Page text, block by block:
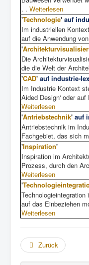
. . Weiterlesen
'Technologie' auf
Im industriellen
auf die Anwendung
'
Die
die die Welt der
'CAD' auf industrie-
Im Industrie Kontext
Aided Design' oder
Weiterlesen
'Antriebstechnik' auf
Antriebstechnik im
Fachgebiet, das sich
'Inspiration'
Inspiration im
Prozess, durch den
Weiterlesen
'
auf das Einbeziehen
Weiterlesen
Zurück